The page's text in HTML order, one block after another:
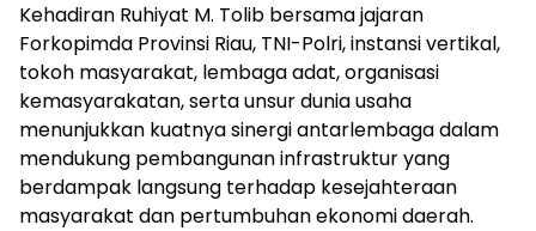
Kehadiran Ruhiyat M. Tolib bersama jajaran
Forkopimda Provinsi Riau, TNI-Polri, instansi vertikal,
tokoh masyarakat, lembaga adat, organisasi
kemasyarakatan, serta unsur dunia usaha
menunjukkan kuatnya sinergi antarlembaga dalam
mendukung pembangunan infrastruktur yang
berdampak langsung terhadap kesejahteraan
masyarakat dan pertumbuhan ekonomi daerah.